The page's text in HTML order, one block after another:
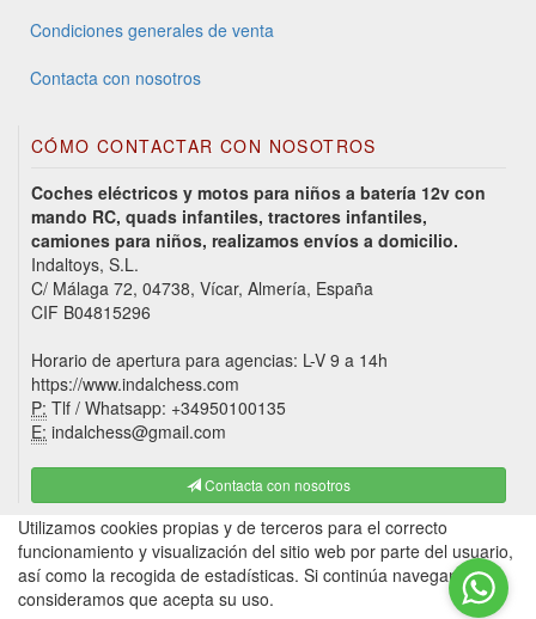
Condiciones generales de venta
Contacta con nosotros
CÓMO CONTACTAR CON NOSOTROS
Coches eléctricos y motos para niños a batería 12v con
mando RC, quads infantiles, tractores infantiles,
camiones para niños, realizamos envíos a domicilio.
Indaltoys, S.L.
C/ Málaga 72, 04738, Vícar, Almería, España
CIF B04815296
Horario de apertura para agencias: L-V 9 a 14h
https://www.indalchess.com
P: Tlf / Whatsapp: +34950100135
E: indalchess@gmail.com
Contacta con nosotros
Utilizamos cookies propias y de terceros para el correcto
funcionamiento y visualización del sitio web por parte del usuario,
así como la recogida de estadísticas. Si continúa navegando,
consideramos que acepta su uso.